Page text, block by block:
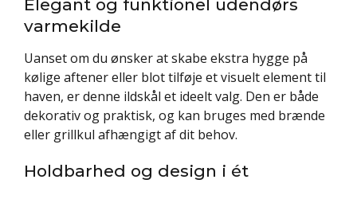
Elegant og funktionel udendørs
varmekilde
Uanset om du ønsker at skabe ekstra hygge på
kølige aftener eller blot tilføje et visuelt element til
haven, er denne ildskål et ideelt valg. Den er både
dekorativ og praktisk, og kan bruges med brænde
eller grillkul afhængigt af dit behov.
Holdbarhed og design i ét